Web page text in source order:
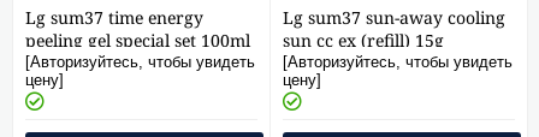
Lg sum37 time energy
peeling gel special set 100ml
[Авторизуйтесь, чтобы увидеть
цену]
Lg sum37 sun-away cooling
sun cc ex (refill) 15g
[Авторизуйтесь, чтобы увидеть
цену]